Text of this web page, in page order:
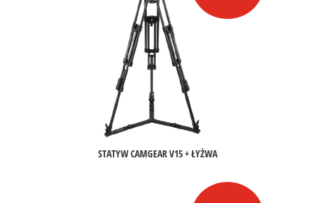
STATYW CAMGEAR V15 + ŁYŻWA